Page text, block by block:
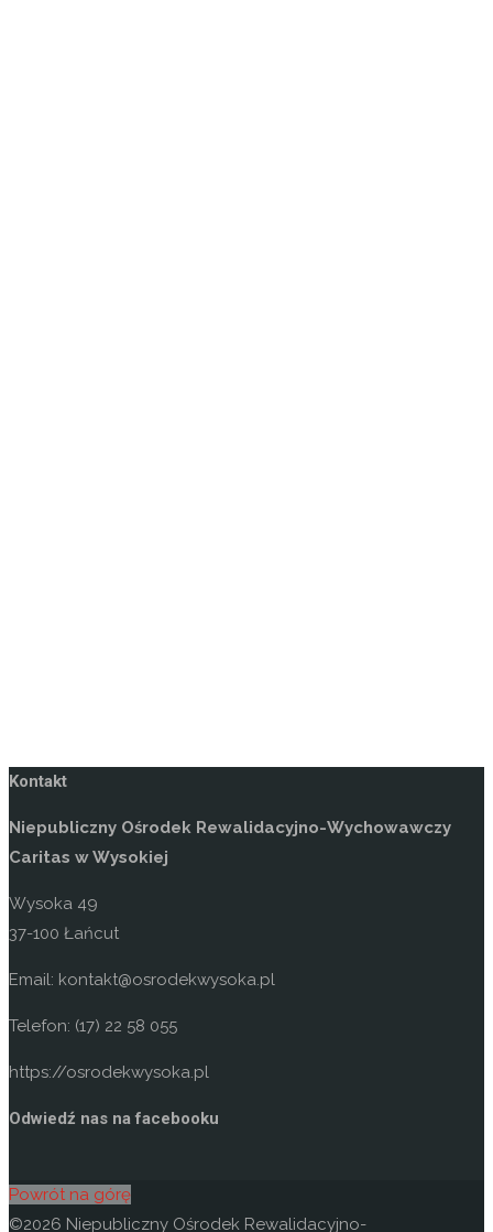
Kontakt
Niepubliczny Ośrodek Rewalidacyjno-Wychowawczy
Caritas w Wysokiej
Wysoka 49
37-100 Łańcut
Email: kontakt@osrodekwysoka.pl
Telefon: (17) 22 58 055
https://osrodekwysoka.pl
Odwiedź nas na facebooku
Powrót na górę
©2026 Niepubliczny Ośrodek Rewalidacyjno-